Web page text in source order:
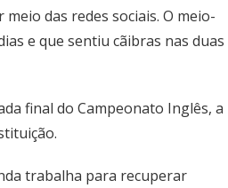
das redes sociais. O meio-
e que sentiu cãibras nas duas
final do Campeonato Inglês, a
trabalha para recuperar